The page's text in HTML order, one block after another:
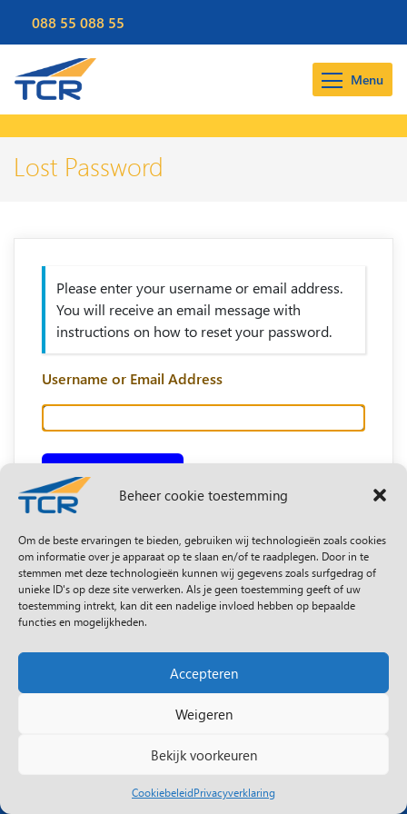
Beheer cookie toestemming
Om de beste ervaringen te bieden, gebruiken wij technologieën zoals cookies
om informatie over je apparaat op te slaan en/of te raadplegen. Door in te
stemmen met deze technologieën kunnen wij gegevens zoals surfgedrag of
unieke ID's op deze site verwerken. Als je geen toestemming geeft of uw
toestemming intrekt, kan dit een nadelige invloed hebben op bepaalde
functies en mogelijkheden.
Accepteren
Weigeren
Bekijk voorkeuren
CookiebeleidPrivacyverklaring
088 55 088 55
Menu
Lost Password
Please enter your username or email address.
You will receive an email message with
instructions on how to reset your password.
Username or Email Address
Algemene voorwaarden Privacybeleid